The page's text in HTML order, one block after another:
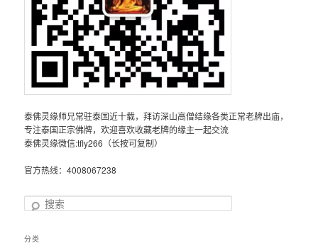
泰佛灵缘师兄常驻泰国近十载，拜访深山高僧结缘各类正常老牌出庙，
专注泰国正宗佛牌，欢迎喜欢收藏老牌的缘主一起交流
泰佛灵缘微信:tfly266（长按可复制）
官方热线：4008067238
搜
分类